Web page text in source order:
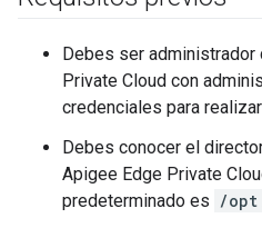
Debes ser
Private Cloud con
credenciales para
Debes conocer el
Apigee Edge Private
predeterminado es /opt